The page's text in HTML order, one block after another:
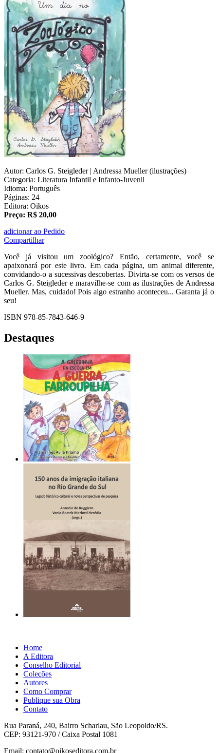
Autor: Carlos G. Steigleder | Andressa Mueller (ilustrações)
Categoria: Literatura Infantil e Infanto-Juvenil
Idioma: Português
Páginas: 24
Editora: Oikos
Preço: R$ 20,00
adicionar ao Pedido
Compartilhar
Você já visitou um zoológico? Então, certamente, você se
apaixonará por este livro. Em cada página, um animal diferente,
convidando-o a sucessivas descobertas. Divirta-se com os versos de
Carlos G. Steigleder e maravilhe-se com as ilustrações de Andressa
Mueller. Mas, cuidado! Pois algo estranho aconteceu... Garanta já o
seu!
ISBN 978-85-7843-646-9
Destaques
Home
A Editora
Conselho Editorial
Coleções
Autores
Como Comprar
Publique sua Obra
Contato
Rua Paraná, 240, Bairro Scharlau, São Leopoldo/RS.
CEP: 93121-970 / Caixa Postal 1081
Email: contato@oikoseditora.com.br